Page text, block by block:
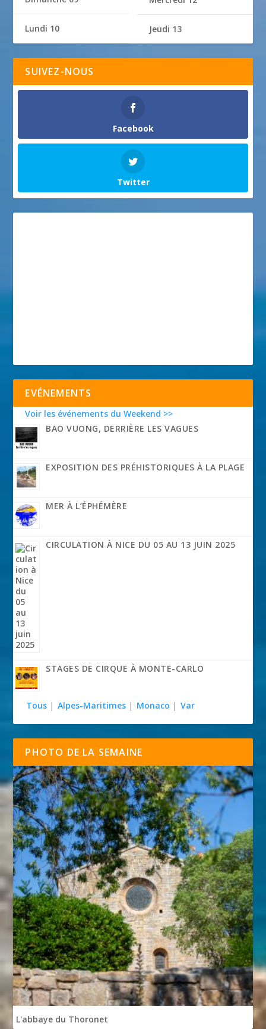
Lundi 10 Jeudi 13
SUIVEZ-NOUS
Facebook
Twitter
EVÉNEMENTS
Voir les événements du Weekend >>
BAO VUONG, DERRIÈRE LES VAGUES
EXPOSITION DES PRÉHISTORIQUES À LA PLAGE
MER À L’ÉPHÉMÈRE
CIRCULATION À NICE DU 05 AU 13 JUIN 2025
STAGES DE CIRQUE À MONTE-CARLO
Tous | Alpes-Maritimes | Monaco | Var
PHOTO DE LA SEMAINE
L'abbaye du Thoronet